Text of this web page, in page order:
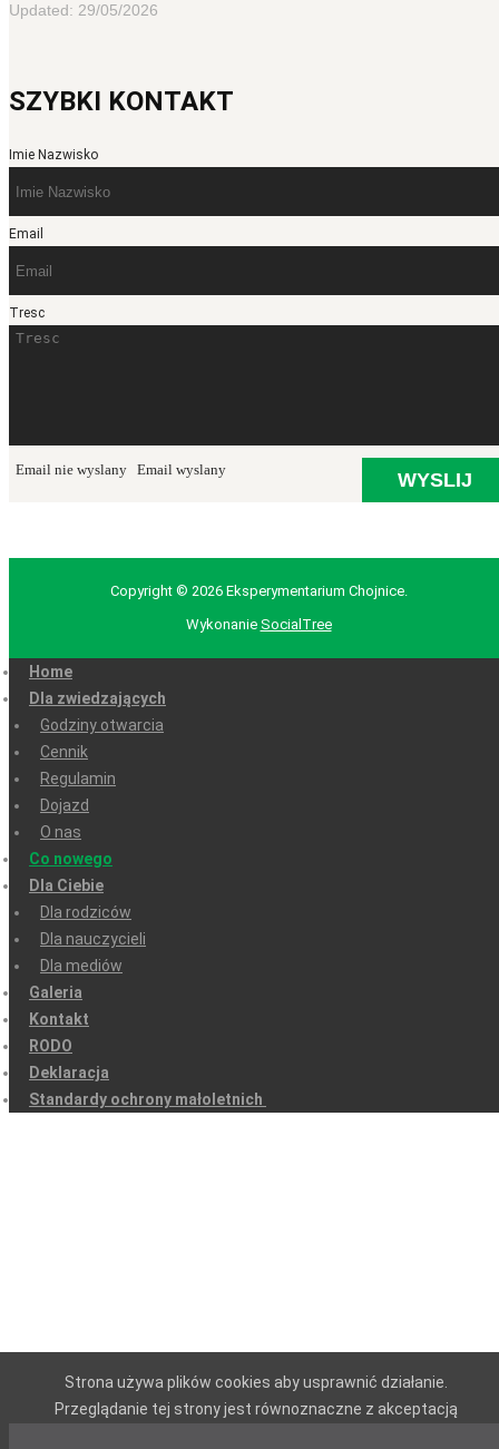
Updated: 29/05/2026
SZYBKI KONTAKT
Imie Nazwisko
Email
Tresc
Email nie wyslany Email wyslany
Copyright © 2026 Eksperymentarium Chojnice.
Wykonanie SocialTree
Home
Dla zwiedzających
Godziny otwarcia
Cennik
Regulamin
Dojazd
O nas
Co nowego
Dla Ciebie
Dla rodziców
Dla nauczycieli
Dla mediów
Galeria
Kontakt
RODO
Deklaracja
Standardy ochrony małoletnich
Strona używa plików cookies aby usprawnić działanie.
Przeglądanie tej strony jest równoznaczne z akceptacją